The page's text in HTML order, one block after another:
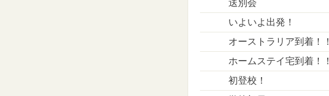
送別会
いよいよ出発！
オーストラリア到着！！
ホームステイ宅到着！！
初登校！